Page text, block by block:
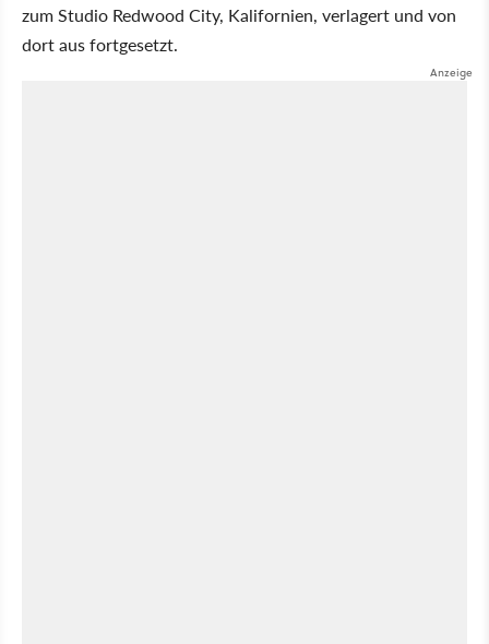
zum Studio Redwood City, Kalifornien, verlagert und von
dort aus fortgesetzt.